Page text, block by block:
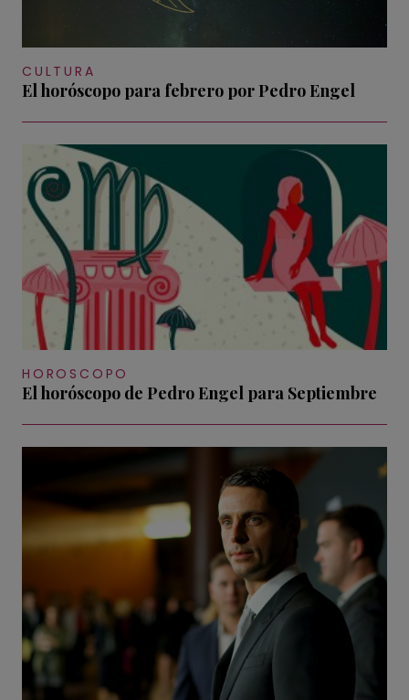
CULTURA
El horóscopo para febrero por Pedro Engel
HOROSCOPO
El horóscopo de Pedro Engel para Septiembre